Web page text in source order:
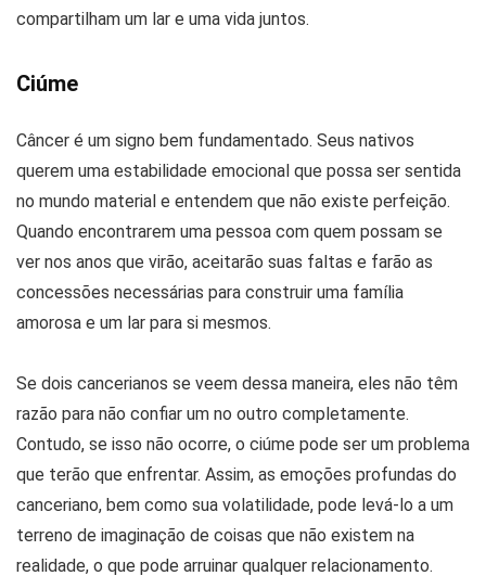
compartilham um lar e uma vida juntos.
Ciúme
Câncer é um signo bem fundamentado. Seus nativos
querem uma estabilidade emocional que possa ser sentida
no mundo material e entendem que não existe perfeição.
Quando encontrarem uma pessoa com quem possam se
ver nos anos que virão, aceitarão suas faltas e farão as
concessões necessárias para construir uma família
amorosa e um lar para si mesmos.
Se dois cancerianos se veem dessa maneira, eles não têm
razão para não confiar um no outro completamente.
Contudo, se isso não ocorre, o ciúme pode ser um problema
que terão que enfrentar. Assim, as emoções profundas do
canceriano, bem como sua volatilidade, pode levá-lo a um
terreno de imaginação de coisas que não existem na
realidade, o que pode arruinar qualquer relacionamento.